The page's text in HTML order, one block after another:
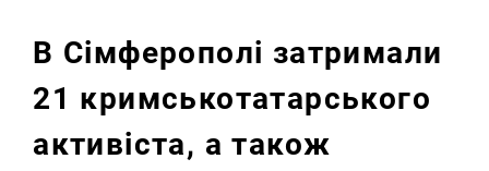
В Сімферополі затримали
21 кримськотатарського
активіста, а також